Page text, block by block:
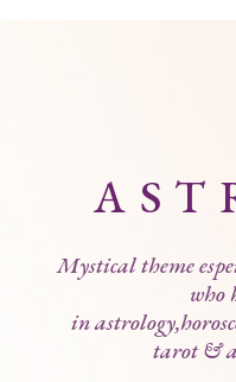
Mystical theme
who
in
tarot &